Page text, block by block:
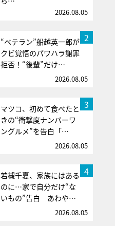
2026.08.05
2
“ベテラン”船越英一郎が
クビ覚悟のパワハラ謝罪
拒否！“後輩”だけ…
2026.08.05
3
マツコ、初めて食べたと
きの“衝撃度ナンバーワ
ングルメ”を告白「…
2026.08.05
4
若槻千夏、家族にはある
のに…家で自分だけ“な
いもの”告白 あわや…
2026.08.05